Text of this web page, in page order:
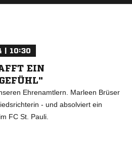
| 10:30
EIN
Ehrenamtlern. Marleen Brüser
- und absolviert ein
FC St. Pauli.